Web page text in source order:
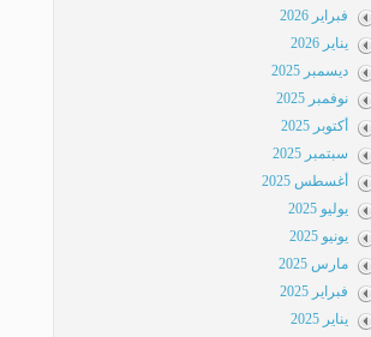
فبراير 2026
يناير 2026
ديسمبر 2025
نوفمبر 2025
أكتوبر 2025
سبتمبر 2025
أغسطس 2025
يوليو 2025
يونيو 2025
مارس 2025
فبراير 2025
يناير 2025